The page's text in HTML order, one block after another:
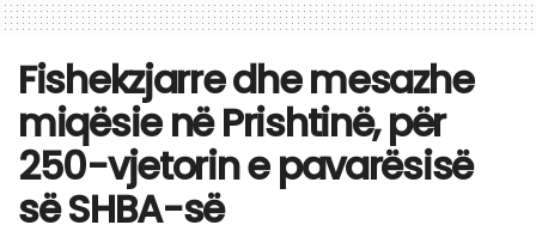
Fishekzjarre dhe mesazhe
miqësie në Prishtinë, për
250-vjetorin e pavarësisë
së SHBA-së